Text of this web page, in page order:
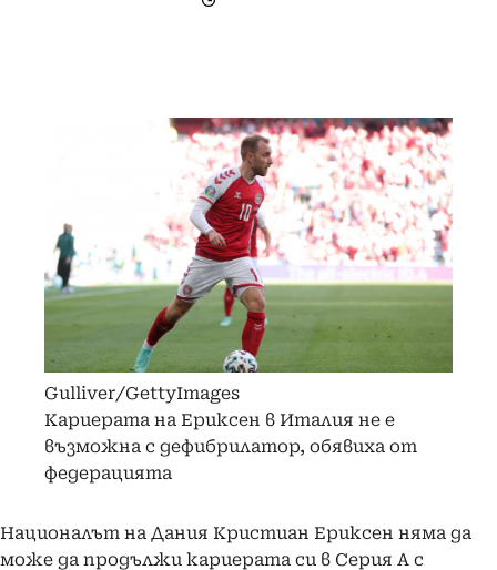
Gulliver/GettyImages
Кариерата на Ериксен в Италия не е
възможна с дефибрилатор, обявиха от
федерацията
Националът на Дания Кристиан Ериксен няма да
може да продължи кариерата си в Серия А с